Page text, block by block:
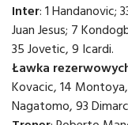
Inter: 1 Handanovic;
Juan Jesus; 7
35 Jovetic, 9 Icardi.
Ławka
Kovacic, 14
Nagatomo, 93